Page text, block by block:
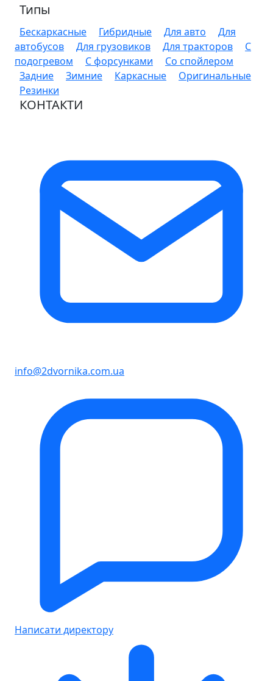
Типы
Бескаркасные Гибридные Для авто
Для
автобусов
Для грузовиков Для тракторов
С
подогревом
С форсунками
Со спойлером
Задние
Зимние Каркасные
Оригинальные
Резинки
КОНТАКТИ
info@2dvornika.com.ua
Написати директору